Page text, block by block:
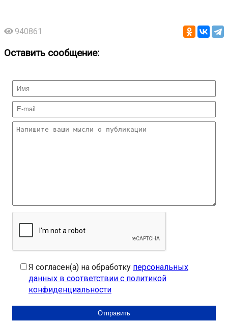
940861
Оставить сообщение:
Я согласен(а) на обработку персональных
данных в соответствии с политикой
конфиденциальности